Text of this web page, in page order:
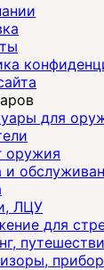
для
оружия
и
ЛЦУ
для